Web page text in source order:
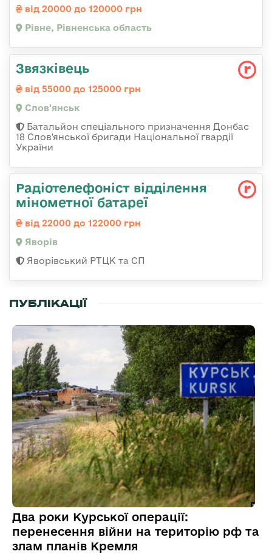
від 20000 до 120000 грн
Рівне, Рівненська область
Звязківець
від 55000 до 125000 грн
Слов'янськ
Батальйон спеціального призначення Донбас
18 Слов'янської бригади Національної гвардії
України
Радіотелефоніст відділення
мінометної батареї
від 22000 до 122000 грн
Яворів
Яворівський РТЦК та СП
ПУБЛІКАЦІЇ
Два роки Курської операції:
перенесення війни на територію рф та
злам планів Кремля